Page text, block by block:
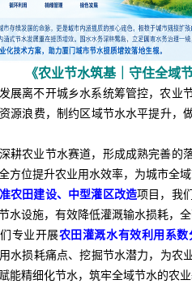
《农业节水筑基｜守住全域
展离不开城乡水系统筹管控，农业
源浪费，制约区域节水水平提升，
耕农业节水赛道，形成成熟完善的
方位提升农业用水效率，为城市全域
农田建设、中型灌区改造项目，我
水设施，有效降低灌溉输水损耗，
专业开展农田灌溉水有效利用系数
水损耗痛点、挖掘节水潜力，为农
能精细化节水，筑牢全域节水的农业